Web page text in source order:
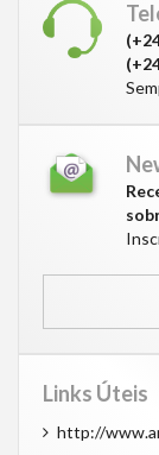
Links Úteis
http://